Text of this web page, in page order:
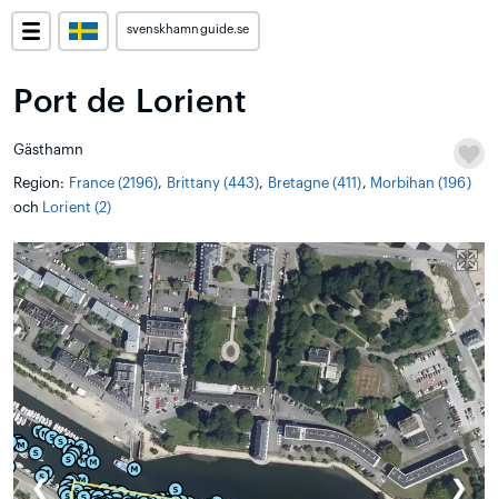
svenskhamnguide.se
Port de Lorient
Gästhamn
Region: France (2196), Brittany (443), Bretagne (411), Morbihan (196)
och
Lorient (2)
❮ ❯